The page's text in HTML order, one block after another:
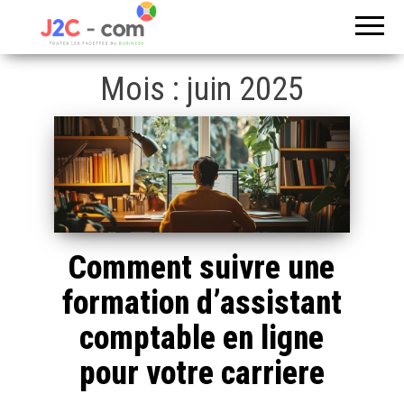
Mois : juin 2025
Comment suivre une
formation d’assistant
comptable en ligne
pour votre carriere